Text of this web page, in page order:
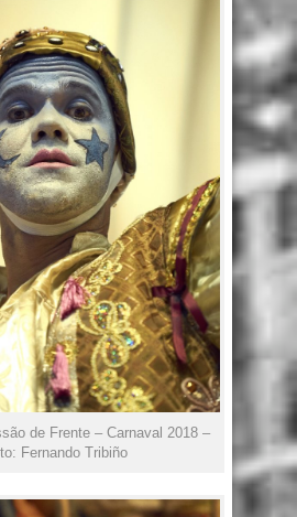
de Frente – Carnaval 2018 –
Fernando Tribiño